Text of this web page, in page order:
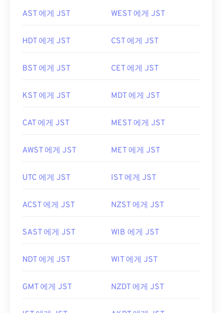
AST 에게 JST WEST 에게 JST
HDT 에게 JST CST 에게 JST
BST 에게 JST CET 에게 JST
KST 에게 JST MDT 에게 JST
CAT 에게 JST MEST 에게 JST
AWST 에게 JST MET 에게 JST
UTC 에게 JST IST 에게 JST
ACST 에게 JST NZST 에게 JST
SAST 에게 JST WIB 에게 JST
NDT 에게 JST WIT 에게 JST
GMT 에게 JST NZDT 에게 JST